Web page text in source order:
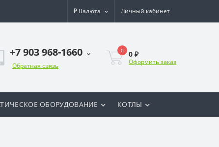
₽ Валюта Личный кабинет
+7 903 968-1660
Обратная связь
0 0 ₽
Оформить заказ
ОБОРУДОВАНИЕ КОТЛЫ